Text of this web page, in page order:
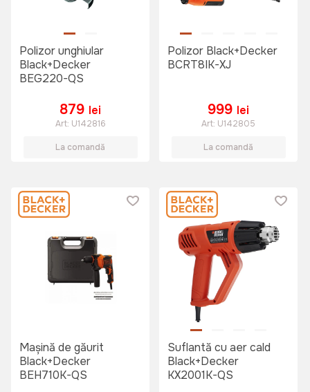
Polizor unghiular
Black+Decker
BEG220-QS
879 lei
Art: U142816
La comandă
Polizor Black+Decker
BCRT8IK-XJ
999 lei
Art: U142805
La comandă
Mașină de găurit
Black+Decker
BEH710K-QS
Suflantă cu aer cald
Black+Decker
KX2001K-QS